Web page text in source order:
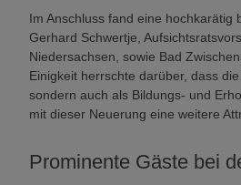
Im Anschluss fand eine hochkarätig
Gerhard Schwertje,
Niedersachsen, sowie Bad
Einigkeit herrschte darüber, dass die
sondern auch als Bildungs- und
mit dieser Neuerung eine weitere
Prominente Gäste bei